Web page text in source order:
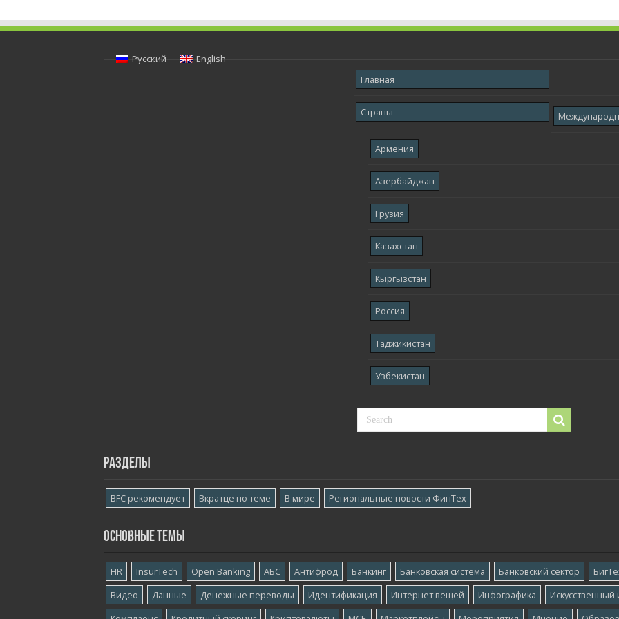
Русский
English
Главная
Страны
Армения
Азербайджан
Грузия
Казахстан
Кыргызстан
Россия
Таджикистан
Узбекистан
Разделы
BFC рекомендует Вкратце по теме В мире Региональные новости ФинТех
Основные темы
HR InsurTech Open Banking АБС Антифрод Банкинг Банковская система Банковский сектор
Видео
Данные Денежные переводы Идентификация Интернет вещей Инфографика
Искусственный